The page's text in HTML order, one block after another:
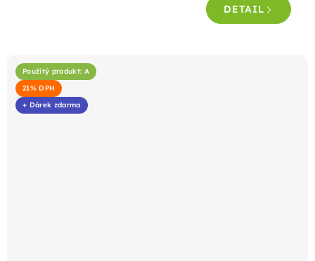
DETAIL
Použitý produkt: A
21% DPH
+ Dárek zdarma